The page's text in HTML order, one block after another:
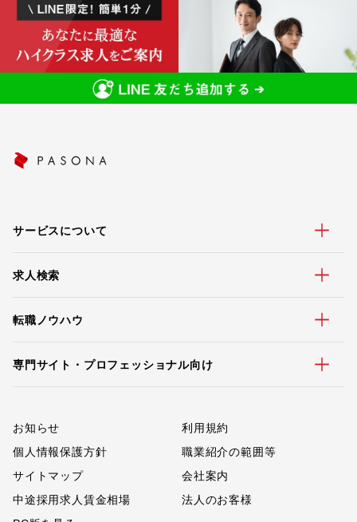
サービスについて
求人検索
転職ノウハウ
専門サイト・プロフェッショナル向け
お知らせ
利用規約
個人情報保護方針
職業紹介の範囲等
サイトマップ
会社案内
中途採用求人賃金相場
法人のお客様